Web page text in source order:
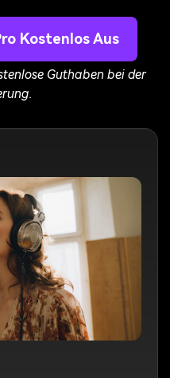
Kostenlos Aus
Guthaben bei der